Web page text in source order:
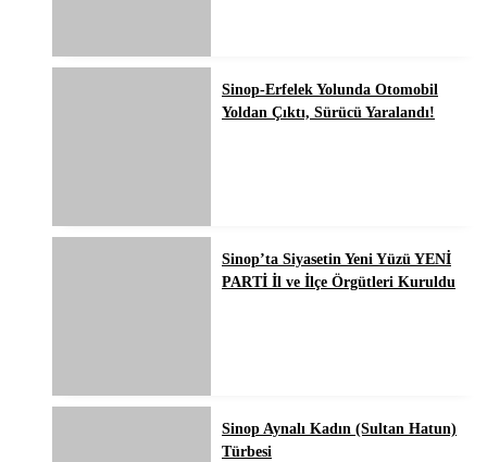
Sinop-Erfelek Yolunda Otomobil
Yoldan Çıktı, Sürücü Yaralandı!
Sinop’ta Siyasetin Yeni Yüzü YENİ
PARTİ İl ve İlçe Örgütleri Kuruldu
Sinop Aynalı Kadın (Sultan Hatun)
Türbesi